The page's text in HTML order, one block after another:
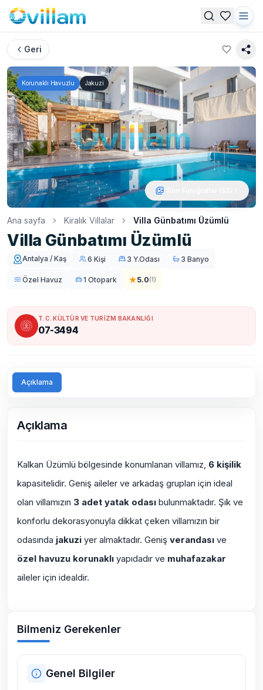
Geri
Korunaklı Havuzlu Jakuzi
Ana sayfa Kiralık Villalar Villa Günbatımı Üzümlü
Villa Günbatımı Üzümlü
Antalya / Kaş 6 Kişi 3 Y.Odası 3 Banyo
Özel Havuz 1 Otopark ★5.0(1)
T.C. KÜLTÜR VE TURİZM BAKANLIĞI
07-3494
Açıklama
Açıklama
Kalkan Üzümlü bölgesinde konumlanan villamız, 6 kişilik
kapasitelidir. Geniş aileler ve arkadaş grupları için ideal
olan villamızın 3 adet yatak odası bulunmaktadır. Şık ve
konforlu dekorasyonuyla dikkat çeken villamızın bir
odasında jakuzi yer almaktadır. Geniş verandası ve
özel havuzu korunaklı yapıdadır ve muhafazakar
aileler için idealdir.
Bilmeniz Gerekenler
Genel Bilgiler